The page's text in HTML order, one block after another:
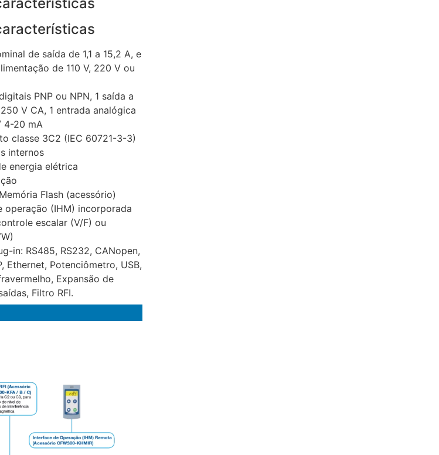
de saída de 1,1 a 15,2 A, e
de 110 V, 220 V ou
PNP ou NPN, 1 saída a
V CA, 1 entrada analógica
4-20 mA
classe 3C2 (IEC 60721-3-3)
internos
energia elétrica
Flash (acessório)
operação (IHM) incorporada
escalar (V/F) ou
in: RS485, RS232, CANopen,
Ethernet, Potenciômetro, USB,
Expansão de
Filtro RFI.